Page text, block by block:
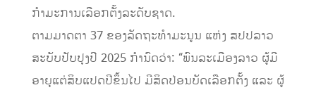
ກໍາມະການເລືອກຕັ້ງລະດັບຊາດ.
ຕາມມາດຕາ 37 ຂອງລັດຖະທຳມະນູນ ແຫ່ງ ສປປລາວ
ສະບັບປັບປຸງປີ 2025 ກໍານົດວ່າ: “ພົນລະເມືອງລາວ ຜູ້ມີ
ອາຍຸແຕ່ສິບແປດປີຂຶ້ນໄປ ມີສິດປ່ອນບັດເລືອກຕັ້ງ ແລະ ຜູ້